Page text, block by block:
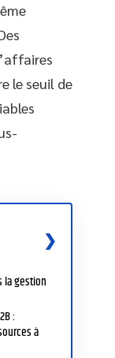
le seuil de
la gestion
:
à